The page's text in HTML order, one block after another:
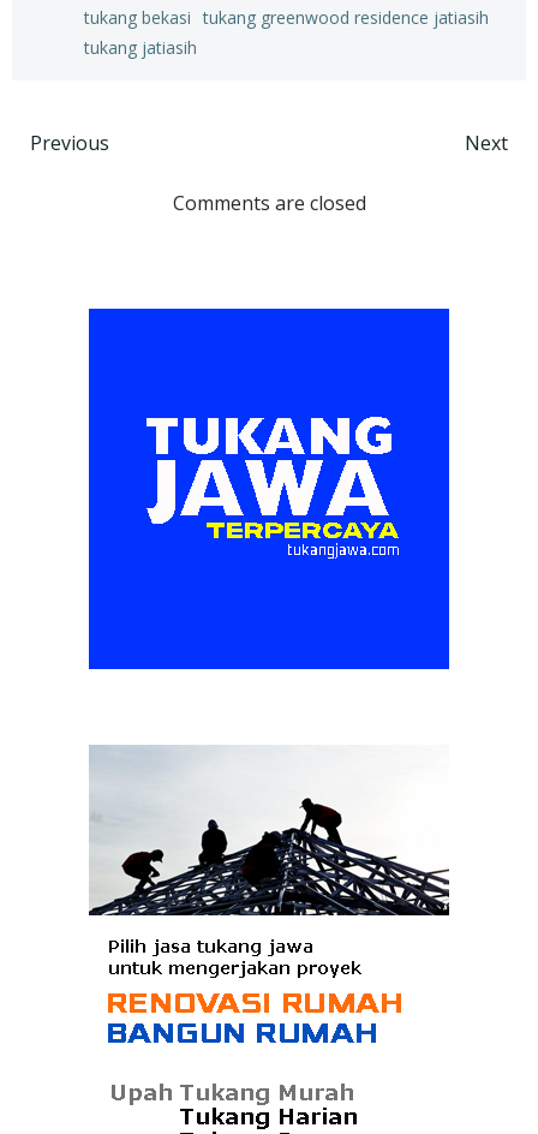
tukang bekasi tukang greenwood residence jatiasih
tukang jatiasih
Post
navigation
Previous
navigation
Next
Comments are closed